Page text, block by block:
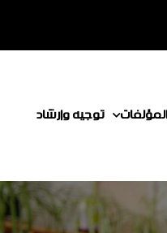
المؤلفات توجيه وإرشاد